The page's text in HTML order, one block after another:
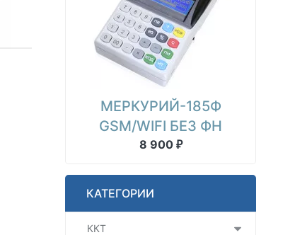
МЕРКУРИЙ-185Ф
GSM/WIFI БЕЗ ФН
8 900 ₽
КАТЕГОРИИ
ККТ